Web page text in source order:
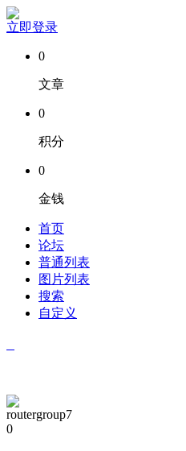
立即登录
0
文章
0
积分
0
金钱
首页
论坛
普通列表
图片列表
搜索
自定义
routergroup7
0